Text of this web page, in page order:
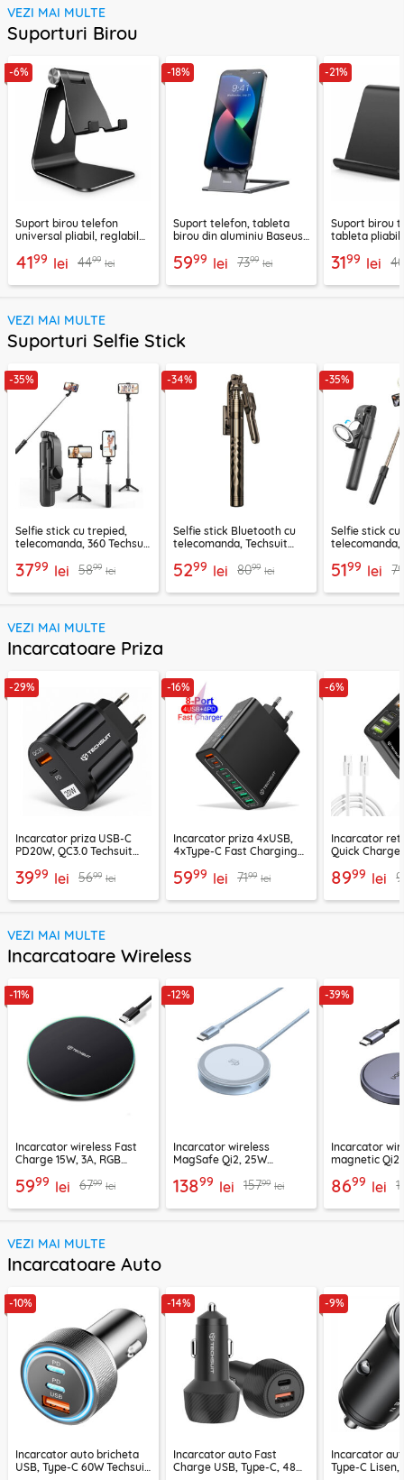
VEZI MAI MULTE
Suporturi Birou
-6%
Suport birou telefon
universal pliabil, reglabil
negru
4199 lei 4499 lei
-18%
Suport telefon, tableta
birou din aluminiu Baseus,
5999 lei 7399 lei
-21%
Suport birou
tableta pliabil
3199 lei
VEZI MAI MULTE
Suporturi Selfie Stick
-35%
Selfie stick cu trepied,
telecomanda, 360 Techsuit
3799 lei 5899 lei
-34%
Selfie stick Bluetooth cu
telecomanda, Techsuit
5299 lei 8099 lei
-35%
Selfie stick cu
telecomanda,
5199 lei
VEZI MAI MULTE
Incarcatoare Priza
-29%
Incarcator priza USB-C
PD20W, QC3.0 Techsuit
CHPD038
3999 lei 5699 lei
-16%
Incarcator priza 4xUSB,
4xType-C Fast Charging
negru, CHPD224
5999 lei 7199 lei
-6%
Incarcator
Quick Charge
CHC2
8999 lei
VEZI MAI MULTE
Incarcatoare Wireless
-11%
Incarcator wireless Fast
Charge 15W, 3A, RGB
CHWR031
5999 lei 6799 lei
-12%
Incarcator wireless
MagSafe Qi2, 25W
13899 lei 15799 lei
-39%
Incarcator
magnetic Qi2
8699 lei
VEZI MAI MULTE
Incarcatoare Auto
-10%
Incarcator auto bricheta
USB, Type-C 60W Techsuit
-14%
Incarcator auto Fast
Charge USB, Type-C, 48W
-9%
Incarcator
Type-C Lisen,